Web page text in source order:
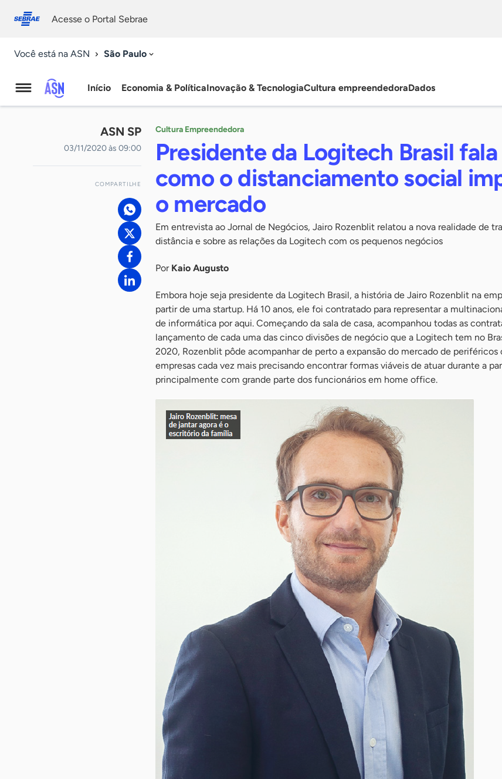
conosco
Acesse o Portal Sebrae
Você está na ASN São Paulo
Agência
Sebrae
de
Notícias
Início Economia & PolíticaInovação & TecnologiaCultura empreendedoraDados
ASN SP
03/11/2020 às 09:00
COMPARTILHE
Cultura Empreendedora
Presidente da Logitech Brasil
como o distanciamento social
o mercado
Em entrevista ao Jornal de Negócios, Jairo Rozenblit relatou a nova realidade de
distância e sobre as relações da Logitech com os pequenos negócios
Por Kaio Augusto
Embora hoje seja presidente da Logitech Brasil, a história de Jairo Rozenblit na
partir de uma startup. Há 10 anos, ele foi contratado para representar a
de informática por aqui. Começando da sala de casa, acompanhou todas as
lançamento de cada uma das cinco divisões de negócio que a Logitech tem no
2020, Rozenblit pôde acompanhar de perto a expansão do mercado de periféricos
empresas cada vez mais precisando encontrar formas viáveis de atuar durante a
principalmente com grande parte dos funcionários em home office.